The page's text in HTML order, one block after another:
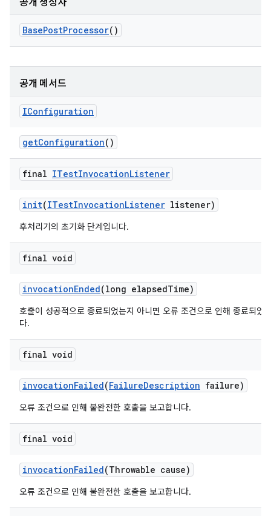
공개 생성자
BasePostProcessor()
공개 메서드
IConfiguration
getConfiguration()
final ITestInvocationListener
init(ITestInvocationListener listener)
후처리기의 초기화 단계입니다.
final void
invocationEnded(long elapsedTime)
호출이 성공적으로 종료되었는지 아니면 오류 조건으로 인해 종료되었
다.
final void
invocationFailed(FailureDescription failure)
오류 조건으로 인해 불완전한 호출을 보고합니다.
final void
invocationFailed(Throwable cause)
오류 조건으로 인해 불완전한 호출을 보고합니다.